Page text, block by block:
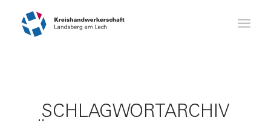
SCHLAGWORTARCHIV